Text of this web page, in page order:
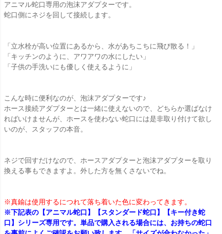
アニマル蛇口専用の泡沫アダプターです。
蛇口側にネジを回して接続します。
「立水栓が高い位置にあるから、水があちこちに飛び散る！」
「キッチンのように、アワアワの水にしたい」
「子供の手洗いにも優しく使えるように」
こんな時に便利なのが、泡沫アダプターです♪
ホース接続アダプターとは一緒に使えないので、どちらか選ばなけ
ればいけませんが、ホースを使わない蛇口には是非取り付けて欲し
いのが、スタッフの本音。
ネジで回すだけなので、ホースアダプターと泡沫アダプターを取り
換える事もできますよ。外した方を無くさないでね。
※真鍮は使用するにつれて落ち着いた色に変わってきます。
※下記表の【アニマル蛇口】【スタンダード蛇口】【キー付き蛇
口】シリーズ専用です。単品で購入される場合には、お持ちの蛇口